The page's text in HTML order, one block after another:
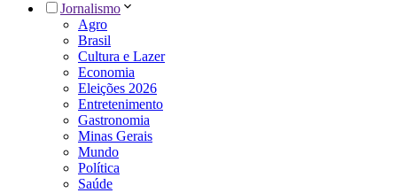
Jornalismo
Agro
Brasil
Cultura e Lazer
Economia
Eleições 2026
Entretenimento
Gastronomia
Minas Gerais
Mundo
Política
Saúde